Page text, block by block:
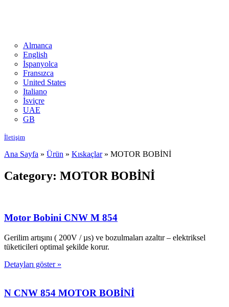
Almanca
English
İspanyolca
Fransızca
United States
Italiano
İsviçre
UAE
GB
İletişim
Ana Sayfa » Ürün » Kıskaçlar» MOTOR BOBİNİ
Category: MOTOR BOBİNİ
Motor Bobini CNW M 854
Gerilim artışını ( 200V / µs) ve bozulmaları azaltır – elektriksel
tüketicileri optimal şekilde korur.
Detayları göster »
N CNW 854 MOTOR BOBİNİ